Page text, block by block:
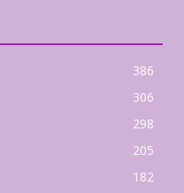
386
306
298
205
182